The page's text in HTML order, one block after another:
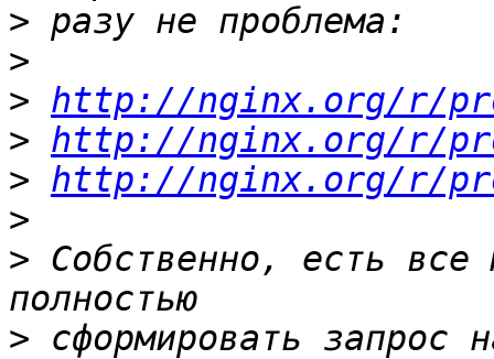
>
>
> http://nginx.org/r/
> http://nginx.org/r/
> http://nginx.org/r/
>
> Собственно, есть все
>